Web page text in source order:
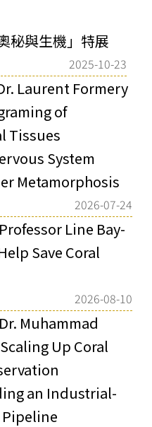
秘與生機」特展
2025-10-23
Laurent Formery
of
Tissues
System
Metamorphosis
2026-07-24
Line Bay-
Save Coral
2026-08-10
Muhammad
Up Coral
an Industrial-
Pipeline